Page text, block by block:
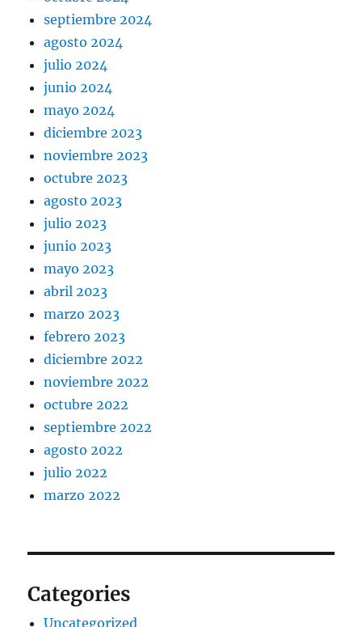
septiembre 2024
agosto 2024
julio 2024
junio 2024
mayo 2024
diciembre 2023
noviembre 2023
octubre 2023
agosto 2023
julio 2023
junio 2023
mayo 2023
abril 2023
marzo 2023
febrero 2023
diciembre 2022
noviembre 2022
octubre 2022
septiembre 2022
agosto 2022
julio 2022
marzo 2022
Categories
Uncategorized